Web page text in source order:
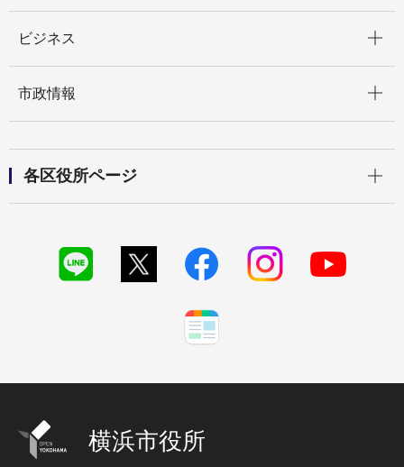
ビジネス
市政情報
各区役所ページ
横浜市役所